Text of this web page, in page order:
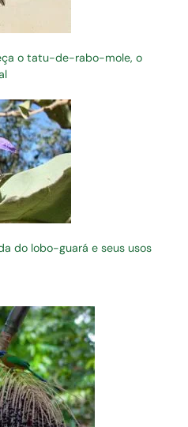
o tatu-de-rabo-mole, o
do lobo-guará e seus usos